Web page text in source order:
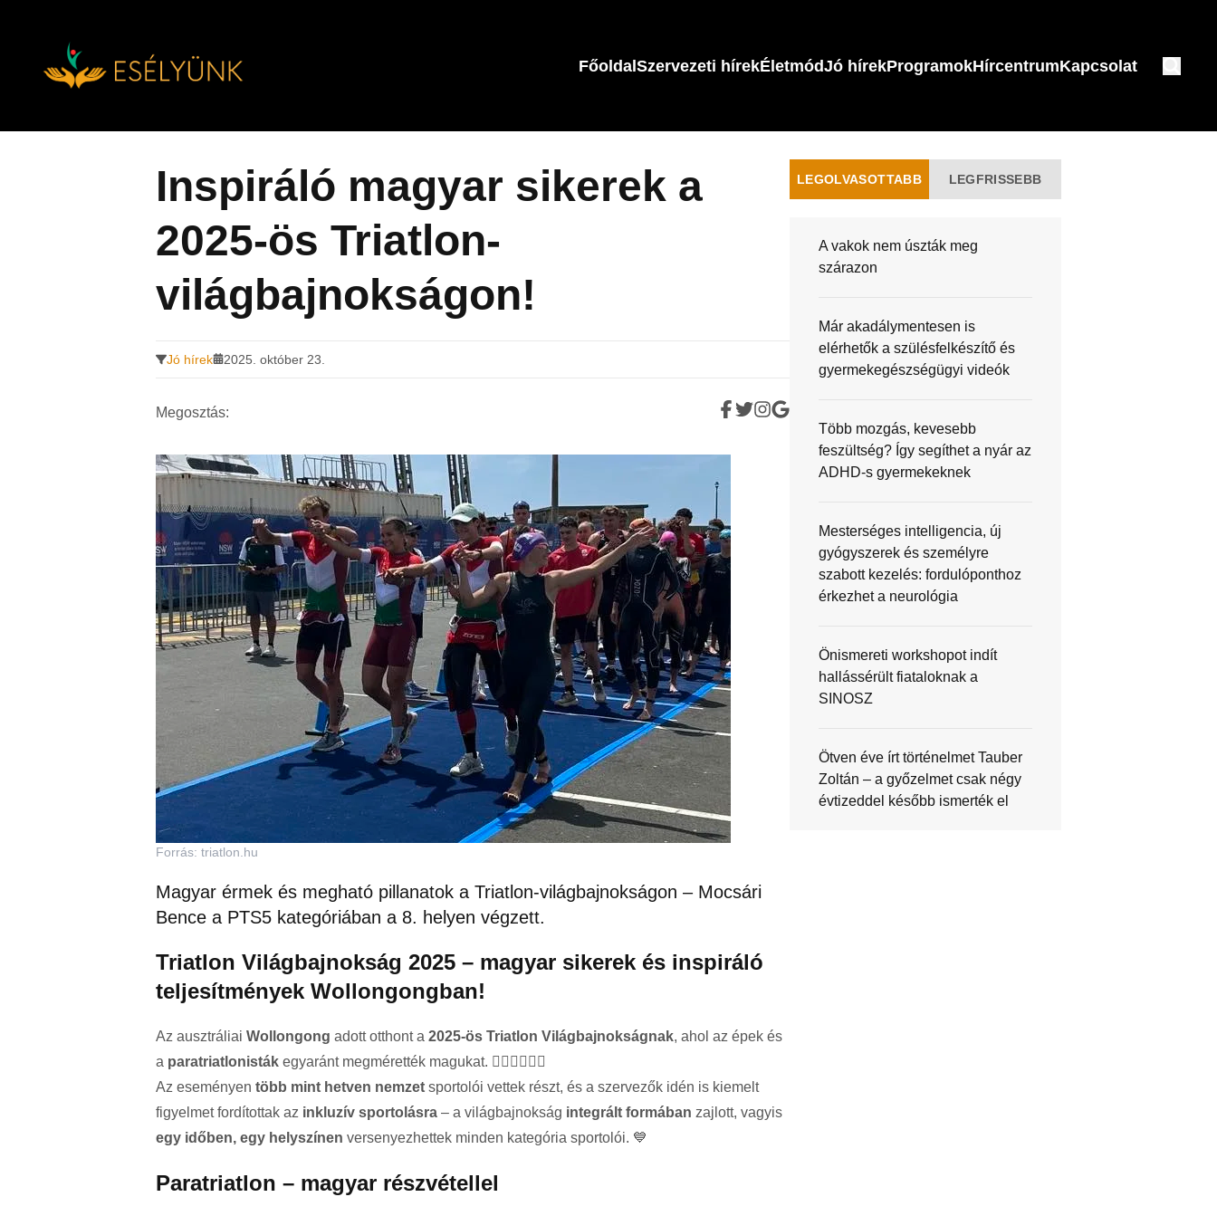
FőoldalSzervezeti hírekÉletmódJó hírekProgramokHírcentrumKapcsolat
Inspiráló magyar sikerek a
2025-ös Triatlon-
világbajnokságon!
Jó hírek 2025. október 23.
Megosztás:
Forrás: triatlon.hu
Magyar érmek és megható pillanatok a Triatlon-világbajnokságon – Mocsári
Bence a PTS5 kategóriában a 8. helyen végzett.
Triatlon Világbajnokság 2025 – magyar sikerek és inspiráló
teljesítmények Wollongongban!
Az ausztráliai Wollongong adott otthont a 2025-ös Triatlon Világbajnokságnak, ahol az épek és
a paratriatlonisták egyaránt megmérették magukat. 🏊‍♂️🚴‍♀️🏃‍♂️
Az eseményen több mint hetven nemzet sportolói vettek részt, és a szervezők idén is kiemelt
figyelmet fordítottak az inkluzív sportolásra – a világbajnokság integrált formában zajlott, vagyis
egy időben, egy helyszínen versenyezhettek minden kategória sportolói. 💙
Paratriatlon – magyar részvétellel
LEGOLVASOTTABB LEGFRISSEBB
A vakok nem úszták meg
szárazon
Már akadálymentesen is
elérhetők a szülésfelkészítő és
gyermekegészségügyi videók
Több mozgás, kevesebb
feszültség? Így segíthet a nyár az
ADHD-s gyermekeknek
Mesterséges intelligencia, új
gyógyszerek és személyre
szabott kezelés: fordulóponthoz
érkezhet a neurológia
Önismereti workshopot indít
hallássérült fiataloknak a
SINOSZ
Ötven éve írt történelmet Tauber
Zoltán – a győzelmet csak négy
évtizeddel később ismerték el